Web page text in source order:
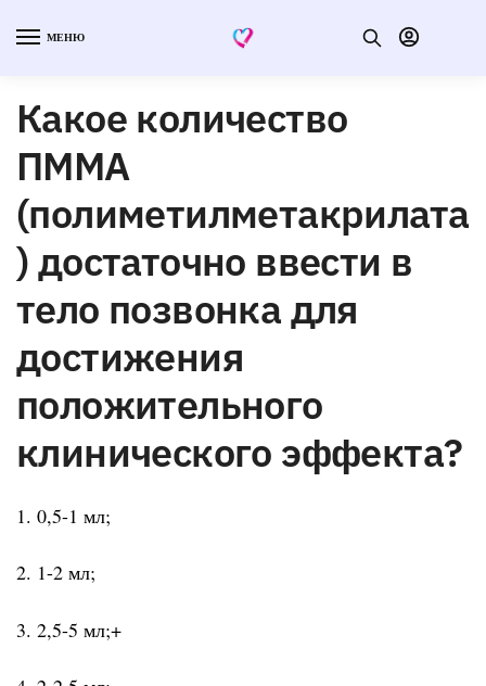
МЕНЮ
Какое количество
ПММА
(полиметилметакрилата
) достаточно ввести в
тело позвонка для
достижения
положительного
клинического эффекта?
1. 0,5-1 мл;
2. 1-2 мл;
3. 2,5-5 мл;+